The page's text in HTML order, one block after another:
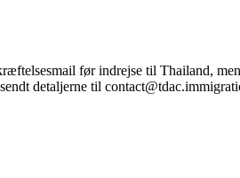
før indrejse til Thailand,
detaljerne til